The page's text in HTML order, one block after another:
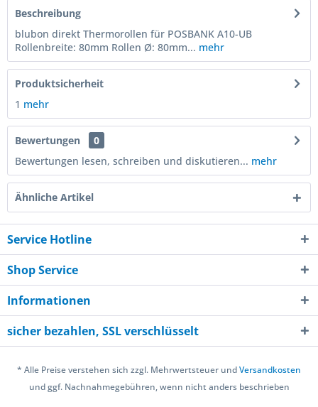
Beschreibung
blubon direkt Thermorollen für POSBANK A10-UB
Rollenbreite: 80mm Rollen Ø: 80mm... mehr
Produktsicherheit
1 mehr
Bewertungen
0
Bewertungen lesen, schreiben und diskutieren... mehr
Ähnliche Artikel
Service Hotline
Shop Service
Informationen
sicher bezahlen, SSL verschlüsselt
* Alle Preise verstehen sich zzgl. Mehrwertsteuer undVersandkosten
und ggf. Nachnahmegebühren, wenn nicht anders beschrieben